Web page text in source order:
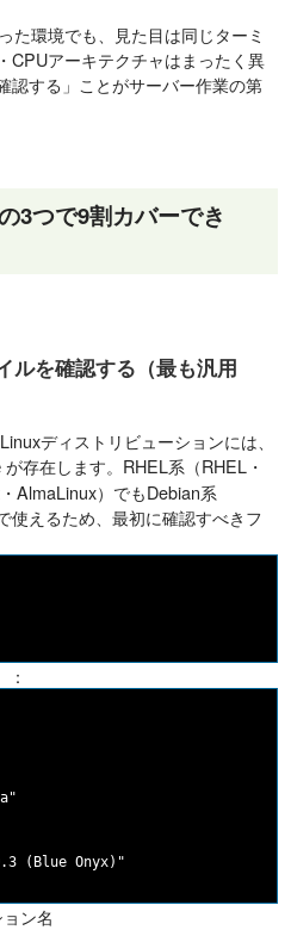
環境でも、見た目は同じターミ
CPUアーキテクチャはまったく異
認する」ことがサーバー作業の第
3つで9割カバーでき
ルを確認する（最も汎用
ディストリビューションには、
が存在します。RHEL系（RHEL・
AlmaLinux）でもDebian系
使えるため、最初に確認すべきフ
ン名